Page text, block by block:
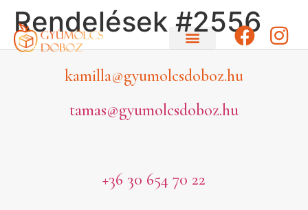
Rendelések #2556
kamilla@gyumolcsdoboz.hu
tamas@gyumolcsdoboz.hu
+36 30 654 70 22